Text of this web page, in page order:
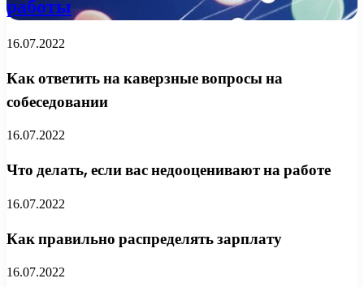
работы
16.07.2022
Как ответить на каверзные вопросы на
собеседовании
16.07.2022
Что делать, если вас недооценивают на работе
16.07.2022
Как правильно распределять зарплату
16.07.2022